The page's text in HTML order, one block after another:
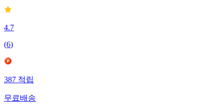
4.7
(6)
387적립
무료배송